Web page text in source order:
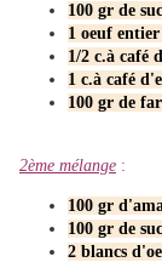
100 gr de
1 oeuf
1/2 c.à café
1 c.à café
100 gr de
2ème mélange :
100 gr
100 gr de
2 blancs